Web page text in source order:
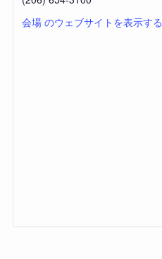
会場 のウェブサイトを表示する